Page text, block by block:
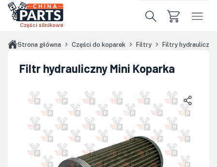
Przejdź do treści głównej
Części silnikowe
Strona główna Części do koparek Filtry Filtry hydrauliczne
Filtr hydrauliczny Mini Koparka